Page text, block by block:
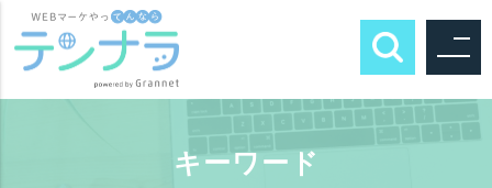
キーワード